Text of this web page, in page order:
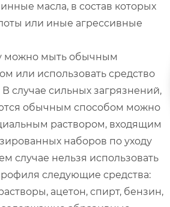
масла, в состав которых
или иные агрессивные
можно мыть обычным
или использовать средство
случае сильных загрязнений,
обычным способом можно
раствором, входящим
наборов по уходу
случае нельзя использовать
следующие средства:
ацетон, спирт, бензин,